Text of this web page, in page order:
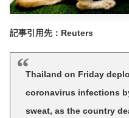
記事引用先：Reuters
Thailand on Friday
coronavirus infections
sweat, as the country